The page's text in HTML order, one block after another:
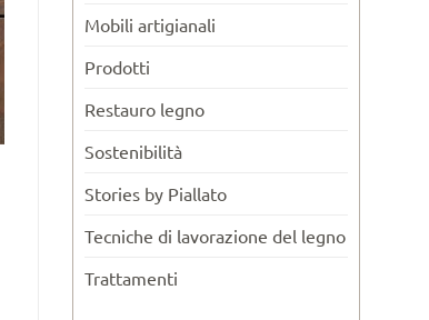
Mobili artigianali
Prodotti
Restauro legno
Sostenibilità
Stories by Piallato
Tecniche di lavorazione del legno
Trattamenti